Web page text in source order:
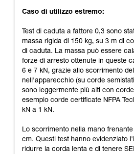
Caso di utilizzo estremo:
Test di caduta a fattore 0,3 sono
massa rigida di 150 kg, su 3 m di
di caduta. La massa può essere
forze di arresto ottenute in queste
6 e 7 kN, grazie allo scorrimento
nell'apparecchio (su corde
sono leggermente più alti con
esempio corde certificate NFPA
kN a 1 kN.
Lo scorrimento nella mano
cm. Questi test hanno evidenziato
ridurre la corda lenta e di tenere